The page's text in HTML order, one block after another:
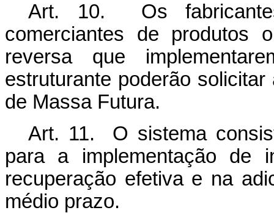
Art. 10. Os
comerciantes de produtos
reversa que
estruturante poderão
de Massa Futura.
Art. 11. O sistema
para a implementação de
recuperação efetiva e na
médio prazo.